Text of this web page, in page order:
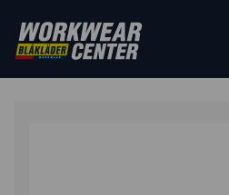
HOME/BOVENKLEDING